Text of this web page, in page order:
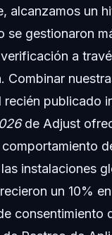
alcanzamos un
se gestionaron
a
Combinar
recién publicado
de Adjust
instalaciones
un 10%
consentimiento